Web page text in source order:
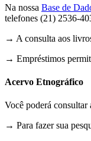
Na nossa Base de
telefones (21) 2536-
→ A consulta aos
→ Empréstimos
Acervo Etnográfico
Você poderá consultar
→ Para fazer sua